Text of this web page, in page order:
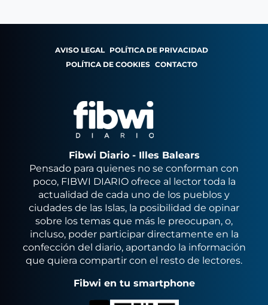
AVISO LEGAL POLÍTICA DE PRIVACIDAD
POLÍTICA DE COOKIES CONTACTO
Fibwi Diario - Illes Balears
Pensado para quienes no se conforman con
poco, FIBWI DIARIO ofrece al lector toda la
actualidad de cada uno de los pueblos y
ciudades de las Islas, la posibilidad de opinar
sobre los temas que más le preocupan, o,
incluso, poder participar directamente en la
confección del diario, aportando la información
que quiera compartir con el resto de lectores.
Fibwi en tu smartphone